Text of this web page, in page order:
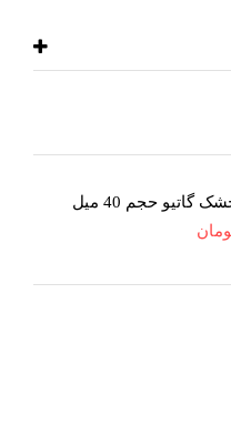
حجم 40 میل